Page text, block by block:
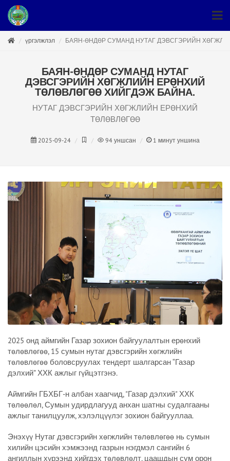
үргэлжлэл БАЯН-ӨНДӨР СУМАНД НУТАГ ДЭВСГЭРИЙН
БАЯН-ӨНДӨР СУМАНД НУТАГ
ДЭВСГЭРИЙН ХӨГЖЛИЙН ЕРӨНХИЙ
ТӨЛӨВЛӨГӨӨ ХИЙГДЭЖ БАЙНА.
НУТАГ ДЭВСГЭРИЙН ХӨГЖЛИЙН ЕРӨНХИЙ
ТӨЛӨВЛӨГӨӨ
2025-09-24 94 уншсан 1 минут уншина
2025 онд аймгийн Газар зохион байгуулалтын ерөнхий
төлөвлөгөө, 15 сумын нутаг дэвсгэрийн хөгжлийн
төлөвлөгөө боловсруулах тендерт шалгарсан “Газар
дэлхий” ХХК ажлыг гүйцэтгэнэ.
Аймгийн ГБХБГ-н албан хаагчид, "Газар дэлхий" ХХК
төлөөлөл, Сумын удирдлагууд анхан шатны судалгааны
ажлыг танилцуулж, хэлэлцүүлэг зохион байгууллаа.
Энэхүү Нутаг дэвсгэрийн хөгжлийн төлөвлөгөө нь сумын
хилийн цэсийн хэмжээнд газрын нэгдмэл сангийн 6
ангиллын хүрээнд хийгдэх төлөвлөлт, цаашдын сум орон